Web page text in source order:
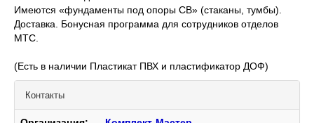
Имеются «фундаменты под опоры СВ» (стаканы, тумбы).
Доставка. Бонусная программа для сотрудников отделов
МТС.
(Есть в наличии Пластикат ПВХ и пластификатор ДОФ)
Контакты